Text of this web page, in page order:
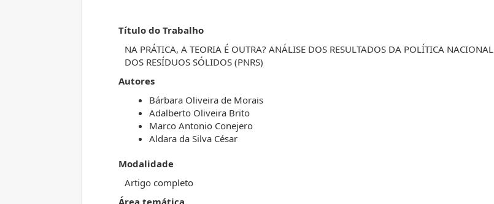
Título do Trabalho
NA PRÁTICA, A TEORIA É OUTRA? ANÁLISE DOS RESULTADOS DA POLÍTICA NACIONAL
DOS RESÍDUOS SÓLIDOS (PNRS)
Autores
Bárbara Oliveira de Morais
Adalberto Oliveira Brito
Marco Antonio Conejero
Aldara da Silva César
Modalidade
Artigo completo
Área temática